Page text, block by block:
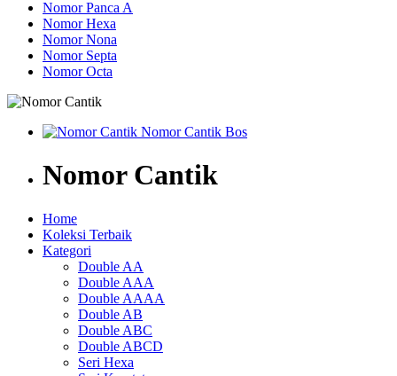
Nomor Panca A
Nomor Hexa
Nomor Nona
Nomor Septa
Nomor Octa
Nomor Cantik
Home
Koleksi Terbaik
Kategori
Double AA
Double AAA
Double AAAA
Double AB
Double ABC
Double ABCD
Seri Hexa